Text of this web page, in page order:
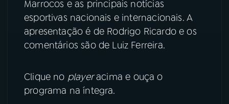
ACOMPANHE A RÁDIO NACIONAL
YouTube Facebook
Instagram X
Marrocos e as principais notícias
esportivas nacionais e internacionais. A
apresentação é de Rodrigo Ricardo e os
comentários são de Luiz Ferreira.
Clique no playeracima e ouça o
programa na íntegra.